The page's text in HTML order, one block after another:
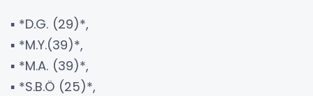
▪️ *D.G. (29)*,
▪️ *M.Y.(39)*,
▪️ *M.A. (39)*,
▪️ *S.B.Ö (25)*,